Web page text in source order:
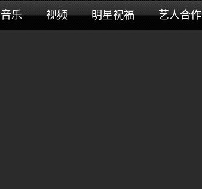
音乐 视频 明星祝福 艺人合作